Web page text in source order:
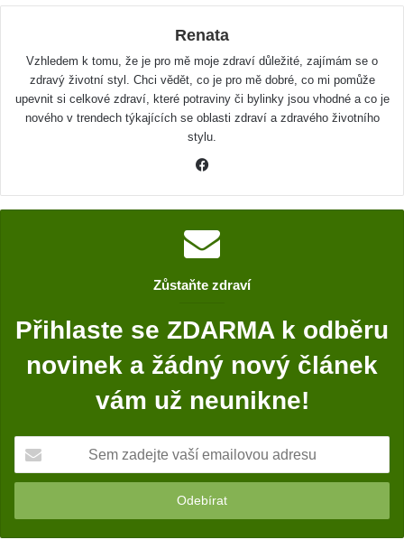
Renata
Vzhledem k tomu, že je pro mě moje zdraví důležité, zajímám se o
zdravý životní styl. Chci vědět, co je pro mě dobré, co mi pomůže
upevnit si celkové zdraví, které potraviny či bylinky jsou vhodné a co je
nového v trendech týkajících se oblasti zdraví a zdravého životního
stylu.
c
e
b
Zůstaňte zdraví
Přihlaste se ZDARMA k odběru
novinek a žádný nový článek
vám už neunikne!
m
a
d